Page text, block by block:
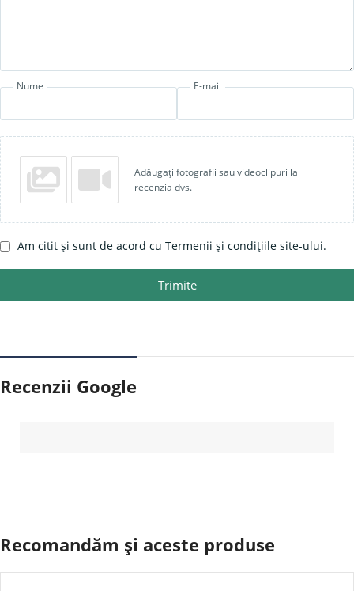
Nume E-mail
Adăugați fotografii sau videoclipuri la
recenzia dvs.
Am citit și sunt de acord cu Termenii și condițiile site-ului.
Trimite
Recenzii Google
Recomandăm și aceste produse